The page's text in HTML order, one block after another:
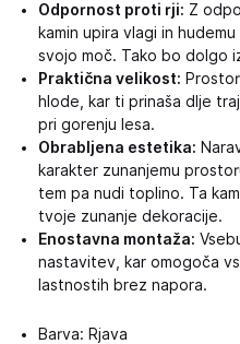
Odpornost proti rji: Z
kamin upira vlagi in
svojo moč. Tako bo dolgo
Praktična velikost:
hlode, kar ti prinaša dlje
pri gorenju lesa.
Obrabljena estetika:
karakter zunanjemu
tem pa nudi toplino. Ta
tvoje zunanje dekoracije.
Enostavna montaža:
nastavitev, kar omogoča
lastnostih brez napora.
Barva: Rjava